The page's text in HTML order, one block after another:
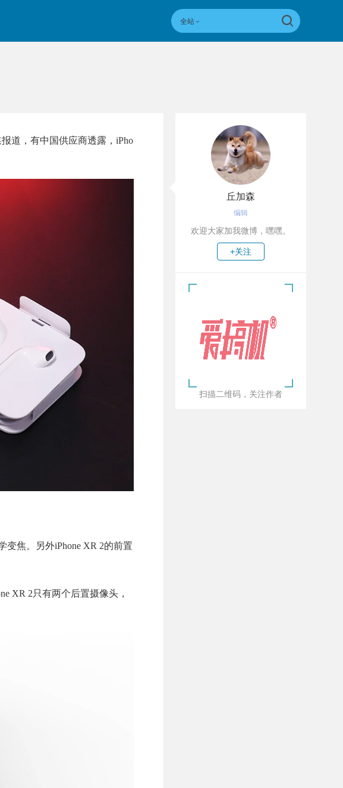
全站
道，有中国供应商透露，iPho
变焦。另外iPhone XR 2的前置
XR 2只有两个后置摄像头，
丘加森
编辑
欢迎大家加我微博，嘿嘿。
+关注
扫描二维码，关注作者